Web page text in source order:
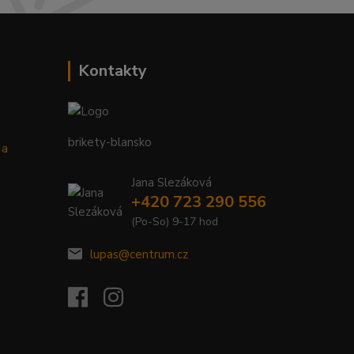
Kontakty
brikety-blansko
Jana Slezáková
+420 723 290 556
(Po-So) 9-17 hod
lupas@centrum.cz